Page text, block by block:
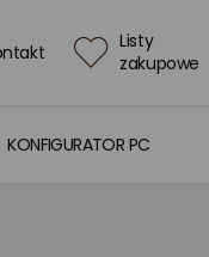
Listy
zakupowe
KONFIGURATOR PC